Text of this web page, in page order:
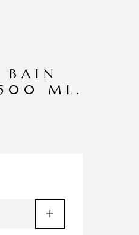
BAIN
ML.